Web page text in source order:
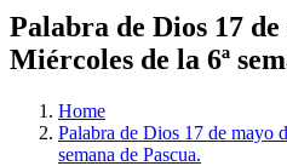
Palabra de Dios 17 de
Miércoles de la 6ª
Home
Palabra de Dios 17 de mayo
semana de Pascua.